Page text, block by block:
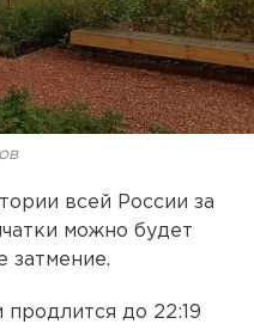
всей России за
можно будет
затмение.
продлится до 22:19